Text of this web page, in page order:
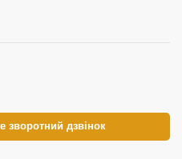
зворотний дзвінок